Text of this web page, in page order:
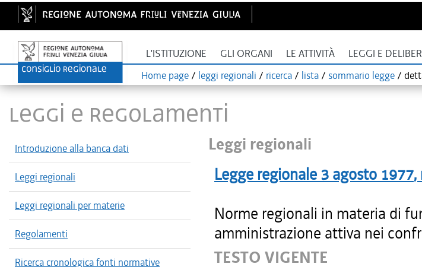
L'ISTITUZIONE GLI ORGANI LE ATTIVITÀ LEGGI E
Home page / leggi regionali / ricerca / lista / sommario legge /
LEGGI E REGOLAMENTI
Introduzione alla banca dati
Leggi regionali
Leggi regionali per materie
Regolamenti
Ricerca cronologica fonti normative
Leggi regionali
Legge regionale 3 agosto 1977,
Norme regionali in materia di
amministrazione attiva nei
TESTO VIGENTE